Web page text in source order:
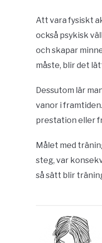
Att vara fysiskt
också psykisk
och skapar
måste, blir det
Dessutom lär
vanor i
prestation eller
Målet med
steg, var
så sätt blir